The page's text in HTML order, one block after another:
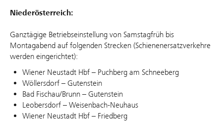
Niederösterreich:
Ganztägige Betriebseinstellung von Samstagfrüh bis
Montagabend auf folgenden Strecken (Schienenersatzverkehre
werden eingerichtet):
Wiener Neustadt Hbf – Puchberg am Schneeberg
Wöllersdorf – Gutenstein
Bad Fischau/Brunn – Gutenstein
Leobersdorf – Weisenbach-Neuhaus
Wiener Neustadt Hbf – Friedberg